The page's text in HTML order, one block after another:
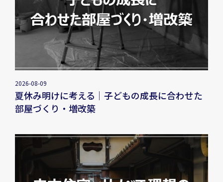
2026-08-09
夏休み明けに考える｜子どもの成長に合わせた
部屋づくり・増改築